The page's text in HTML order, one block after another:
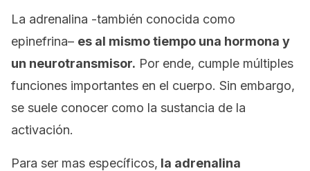
La adrenalina -también conocida como
epinefrina– es al mismo tiempo una hormona y
un neurotransmisor. Por ende, cumple múltiples
funciones importantes en el cuerpo. Sin embargo,
se suele conocer como la sustancia de la
activación.
Para ser mas específicos, la adrenalina